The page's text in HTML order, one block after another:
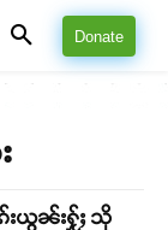
Donate
းယွၼ်းႁႂ်ႈ သို